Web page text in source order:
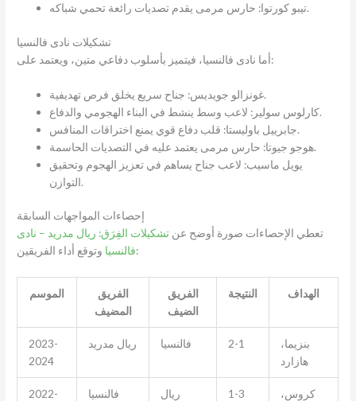
تيبو كورتوا: حارس مرمى يقدم تصديات رائعة تحمي شباكه.
تشكيلات نادى فالنسيا
أما نادى فالنسيا، فيتميز بأسلوب دفاعي متين، ويعتمد على:
غونزالو جويديس: جناح سريع يخلق فرص تهديفية.
كارلوس سولير: لاعب وسط ينشط في البناء الهجومي والدفاع.
جابرييل باوليستا: قلب دفاع قوي يمنع اختراقات المنافس.
هوجو جيوتا: حارس مرمى يعتمد عليه في التصديات الحاسمة.
يويل ماسيب: لاعب جناح يساهم في تعزيز الهجوم وتحقيق
التوازن.
إحصاءات المواجهات السابقة
تعطي الإحصاءات صورة أوضح عن تشكيلات الفِرَق: ريال مدريد – نادى
فالنسياوتوقع أداء الفريقين:
الموسم
الفريق
المضيف
الفريق
الضيف
النتيجة الهداف
2023-
2024
ريال مدريد فالنسيا 2-1
بنزيما،
هازارد
2022-
فالنسيا
ريال
1-3
كروس،